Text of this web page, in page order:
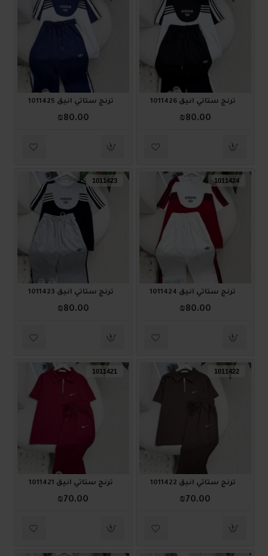
ترنج ستاتي أنيق 1011426
₪80.00
ترنج ستاتي أنيق 1011425
₪80.00
1011424
ترنج ستاتي أنيق 1011424
₪80.00
1011423
ترنج ستاتي أنيق 1011423
₪80.00
1011422
ترنج ستاتي أنيق 1011422
₪70.00
1011421
ترنج ستاتي أنيق 1011421
₪70.00